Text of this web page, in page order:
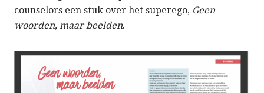
counselors een stuk over het superego, Geen
woorden, maar beelden.